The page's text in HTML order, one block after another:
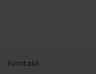
Kontakt